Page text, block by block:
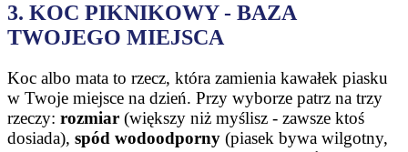
3. KOC PIKNIKOWY - BAZA
TWOJEGO MIEJSCA
Koc albo mata to rzecz, która zamienia kawałek piasku
w Twoje miejsce na dzień. Przy wyborze patrz na trzy
rzeczy: rozmiar (większy niż myślisz - zawsze ktoś
dosiada), spód wodoodporny (piasek bywa wilgotny,